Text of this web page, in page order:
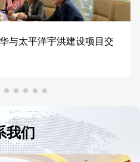
与太平洋宇洪建设项目交
我们